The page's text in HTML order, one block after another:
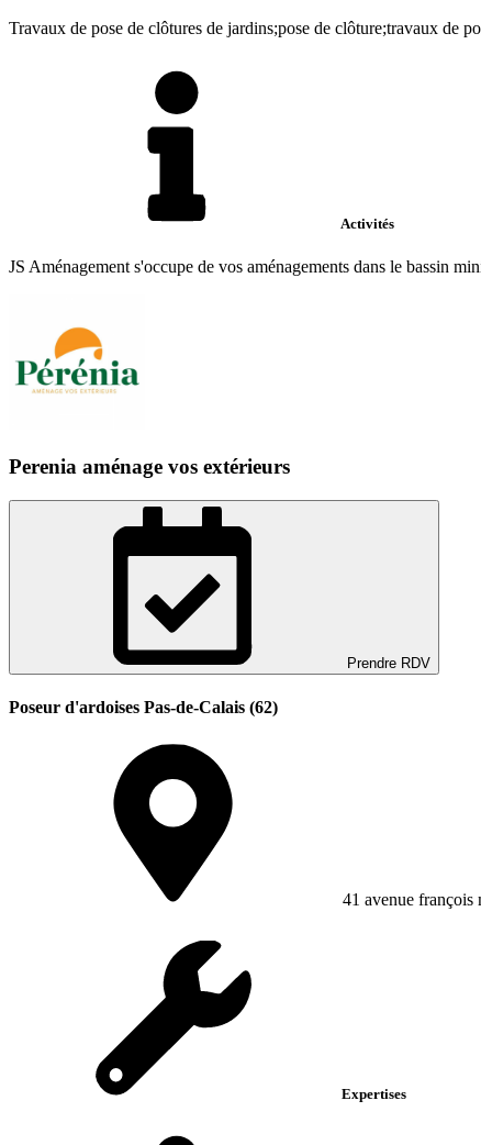
Travaux de pose de clôtures de jardins;pose de clôture;travaux de
Activités
JS Aménagement s'occupe de vos aménagements dans le bassin
Perenia aménage vos extérieurs
Prendre RDV
Poseur d'ardoises Pas-de-Calais (62)
41 avenue françois
Expertises